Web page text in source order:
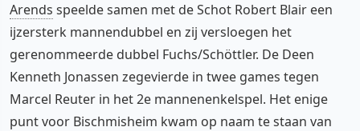
Arends speelde samen met de Schot Robert Blair een
ijzersterk mannendubbel en zij versloegen het
gerenommeerde dubbel Fuchs/Schöttler. De Deen
Kenneth Jonassen zegevierde in twee games tegen
Marcel Reuter in het 2e mannenenkelspel. Het enige
punt voor Bischmisheim kwam op naam te staan van